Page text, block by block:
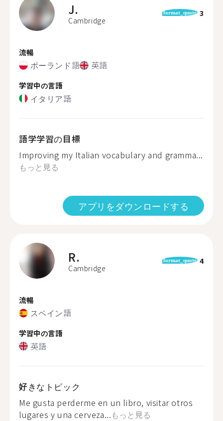
J.
Cambridge
format_quote 3
流暢
ポーランド語 英語
学習中の言語
イタリア語
語学学習の目標
Improving my Italian vocabulary and gramma...
もっと見る
アプリをダウンロードする
R.
Cambridge
format_quote 4
流暢
スペイン語
学習中の言語
英語
好きなトピック
Me gusta perderme en un libro, visitar otros
lugares y una cerveza...もっと見る